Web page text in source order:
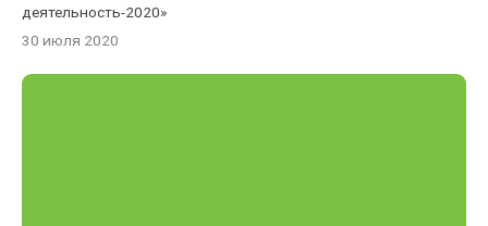
деятельность-2020»
30 июля 2020